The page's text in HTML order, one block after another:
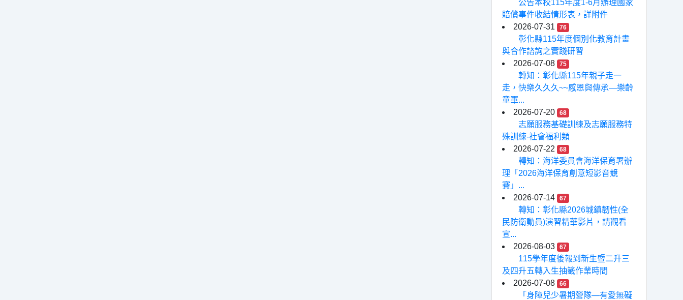
公告本校115年度1-6月辦理國家
賠償事件收結情形表，詳附件
2026-07-31
76
彰化縣115年度個別化教育計畫
與合作諮詢之實踐研習
2026-07-08
75
轉知：彰化縣115年親子走一
走，快樂久久久~~感恩與傳承—樂齡
童軍...
2026-07-20
68
志願服務基礎訓練及志願服務特
殊訓練-社會福利類
2026-07-22
68
轉知：海洋委員會海洋保育署辦
理「2026海洋保育創意短影音競
賽」...
2026-07-14
67
轉知：彰化縣2026城鎮韌性(全
民防衛動員)演習精華影片，請觀看
宣...
2026-08-03
67
115學年度後報到新生暨二升三
及四升五轉入生抽籤作業時間
2026-07-08
66
「身障兒少暑期營隊—有愛無礙